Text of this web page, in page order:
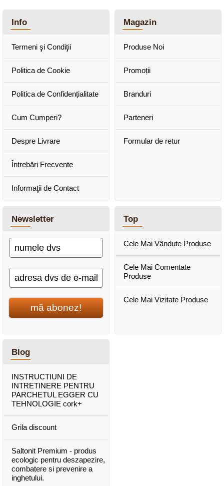
Info
Termeni şi Condiţii
Politica de Cookie
Politica de Confidențialitate
Cum Cumperi?
Despre Livrare
Întrebări Frecvente
Informaţii de Contact
Magazin
Produse Noi
Promoții
Branduri
Parteneri
Formular de retur
Newsletter
mă abonez!
Top
Cele Mai Vândute Produse
Cele Mai Comentate
Produse
Cele Mai Vizitate Produse
Blog
INSTRUCTIUNI DE
INTRETINERE PENTRU
PARCHETUL EGGER CU
TEHNOLOGIE cork+
Grila discount
Saltonit Premium - produs
ecologic pentru deszapezire,
combatere si prevenire a
inghetului.